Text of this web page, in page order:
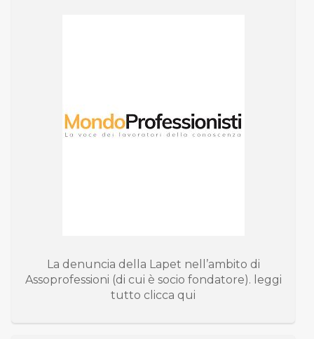
La denuncia della Lapet nell’ambito di
Assoprofessioni (di cui è socio fondatore). leggi
tutto clicca qui